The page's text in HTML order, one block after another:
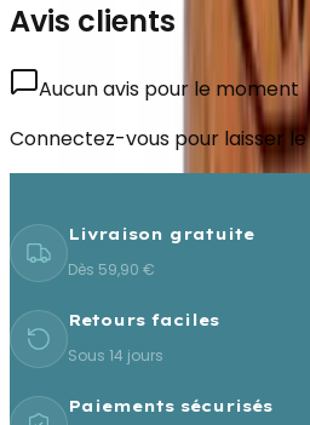
Avis clients
Aucun avis pour le moment
Connectez-vous pour laisser
Livraison gratuite
Dès 59,90 €
Retours faciles
Sous 14 jours
Paiements sécurisés